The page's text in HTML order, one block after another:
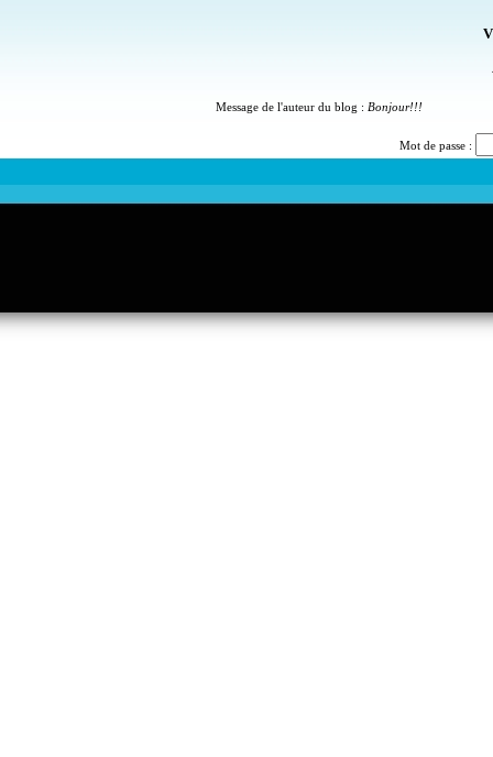
Message de l'auteur du blog : Bonjour!!!
Mot de passe :